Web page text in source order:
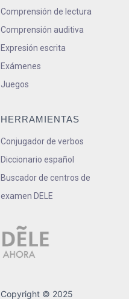
Comprensión de lectura
Comprensión auditiva
Expresión escrita
Exámenes
Juegos
HERRAMIENTAS
Conjugador de verbos
Diccionario español
Buscador de centros de
examen DELE
Copyright © 2025